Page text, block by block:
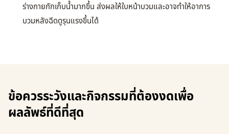
ร่างกายกักเก็บน้ำมากขึ้น ส่งผลให้ใบหน้าบวมและอาจทำให้อาการ
บวมหลังฉีดดูรุนแรงขึ้นได้
ข้อควรระวังและกิจกรรมที่ต้องงดเพื่อ
ผลลัพธ์ที่ดีที่สุด